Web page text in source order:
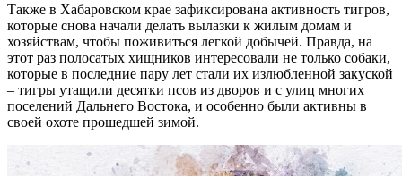
Также в Хабаровском крае зафиксирована активность тигров,
которые снова начали делать вылазки к жилым домам и
хозяйствам, чтобы поживиться легкой добычей. Правда, на
этот раз полосатых хищников интересовали не только собаки,
которые в последние пару лет стали их излюбленной закуской
– тигры утащили десятки псов из дворов и с улиц многих
поселений Дальнего Востока, и особенно были активны в
своей охоте прошедшей зимой.